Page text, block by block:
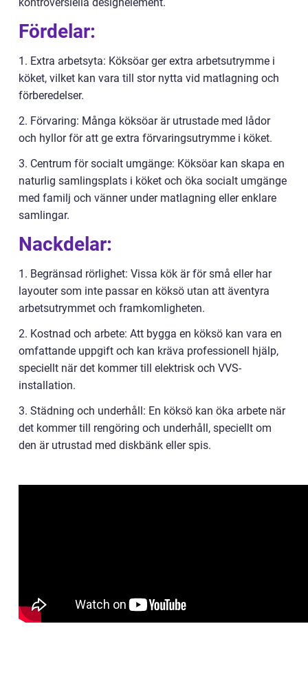
Fördelar:
1. Extra arbetsyta: Köksöar ger extra arbetsutrymme i
köket, vilket kan vara till stor nytta vid matlagning och
förberedelser.
2. Förvaring: Många köksöar är utrustade med lådor
och hyllor för att ge extra förvaringsutrymme i köket.
3. Centrum för socialt umgänge: Köksöar kan skapa en
naturlig samlingsplats i köket och öka socialt umgänge
med familj och vänner under matlagning eller enklare
samlingar.
Nackdelar:
1. Begränsad rörlighet: Vissa kök är för små eller har
layouter som inte passar en köksö utan att äventyra
arbetsutrymmet och framkomligheten.
2. Kostnad och arbete: Att bygga en köksö kan vara en
omfattande uppgift och kan kräva professionell hjälp,
speciellt när det kommer till elektrisk och VVS-
installation.
3. Städning och underhåll: En köksö kan öka arbete när
det kommer till rengöring och underhåll, speciellt om
den är utrustad med diskbänk eller spis.